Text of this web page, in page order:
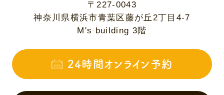
〒227-0043
神奈川県横浜市青葉区藤が丘2丁目4-7
M's building 3階
24時間オンライン予約